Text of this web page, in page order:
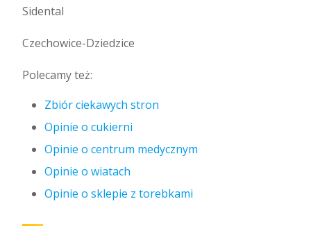
Sidental
Czechowice-Dziedzice
Polecamy też:
Zbiór ciekawych stron
Opinie o cukierni
Opinie o centrum medycznym
Opinie o wiatach
Opinie o sklepie z torebkami